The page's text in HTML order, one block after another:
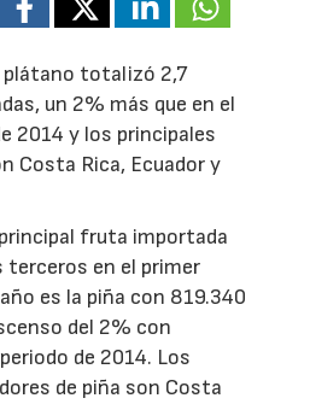
plátano totalizó 2,7
un 2% más que en el
2014 y los principales
Costa Rica, Ecuador y
fruta importada
terceros en el primer
es la piña con 819.340
del 2% con
de 2014. Los
de piña son Costa